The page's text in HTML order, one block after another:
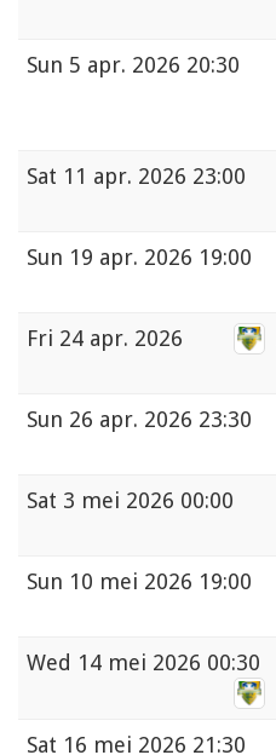
Sun 5 apr. 2026 20:30
Sat 11 apr. 2026 23:00
Sun 19 apr. 2026 19:00
Fri 24 apr. 2026
Sun 26 apr. 2026 23:30
Sat 3 mei 2026 00:00
Sun 10 mei 2026 19:00
Wed 14 mei 2026 00:30
Sat 16 mei 2026 21:30